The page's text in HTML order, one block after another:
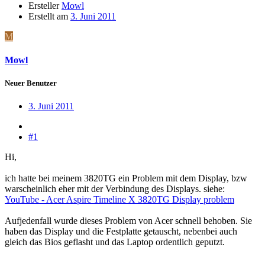
Ersteller Mowl
Erstellt am 3. Juni 2011
M
Mowl
Neuer Benutzer
3. Juni 2011
#1
Hi,
ich hatte bei meinem 3820TG ein Problem mit dem Display, bzw
warscheinlich eher mit der Verbindung des Displays. siehe:
YouTube - Acer Aspire Timeline X 3820TG Display problem
Aufjedenfall wurde dieses Problem von Acer schnell behoben. Sie
haben das Display und die Festplatte getauscht, nebenbei auch
gleich das Bios geflasht und das Laptop ordentlich geputzt.